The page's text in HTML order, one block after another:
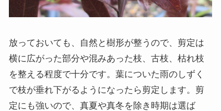
放っておいても、自然と樹形が整うので、剪定は
横に広がった部分や混みあった枝、古枝、枯れ枝
を整える程度で十分です。葉についた雨のしずく
で枝が垂れ下がるようになったら剪定します。剪
定にも強いので、真夏や真冬を除き時期は選ば